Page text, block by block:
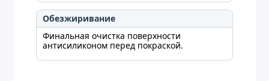
Обезжиривание
Финальная очистка поверхности
антисиликоном перед покраской.